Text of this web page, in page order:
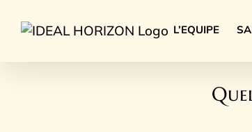
L’EQUIPE